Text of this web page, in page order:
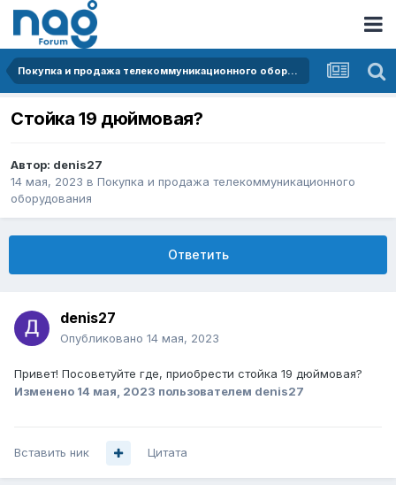
Покупка и продажа телекоммуникационного оборудования
Стойка 19 дюймовая?
Автор: denis27
14 мая, 2023 в Покупка и продажа телекоммуникационного
оборудования
Ответить
denis27
Опубликовано 14 мая, 2023
Привет! Посоветуйте где, приобрести стойка 19 дюймовая?
Изменено 14 мая, 2023 пользователем denis27
Вставить ник Цитата